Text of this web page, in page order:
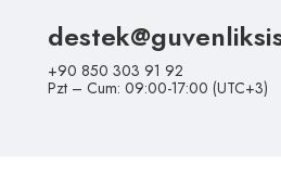
+90 850 303 91 92
Pzt – Cum: 09:00-17:00 (UTC+3)